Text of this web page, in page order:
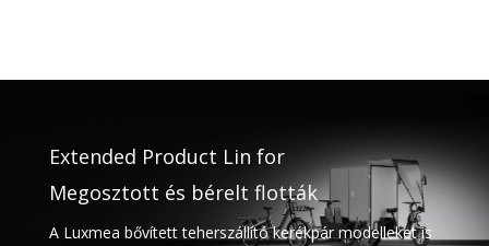
Extended Product Lin for
Megosztott és bérelt flották
A Luxmea bővített teherszállító kerékpár modelleket is